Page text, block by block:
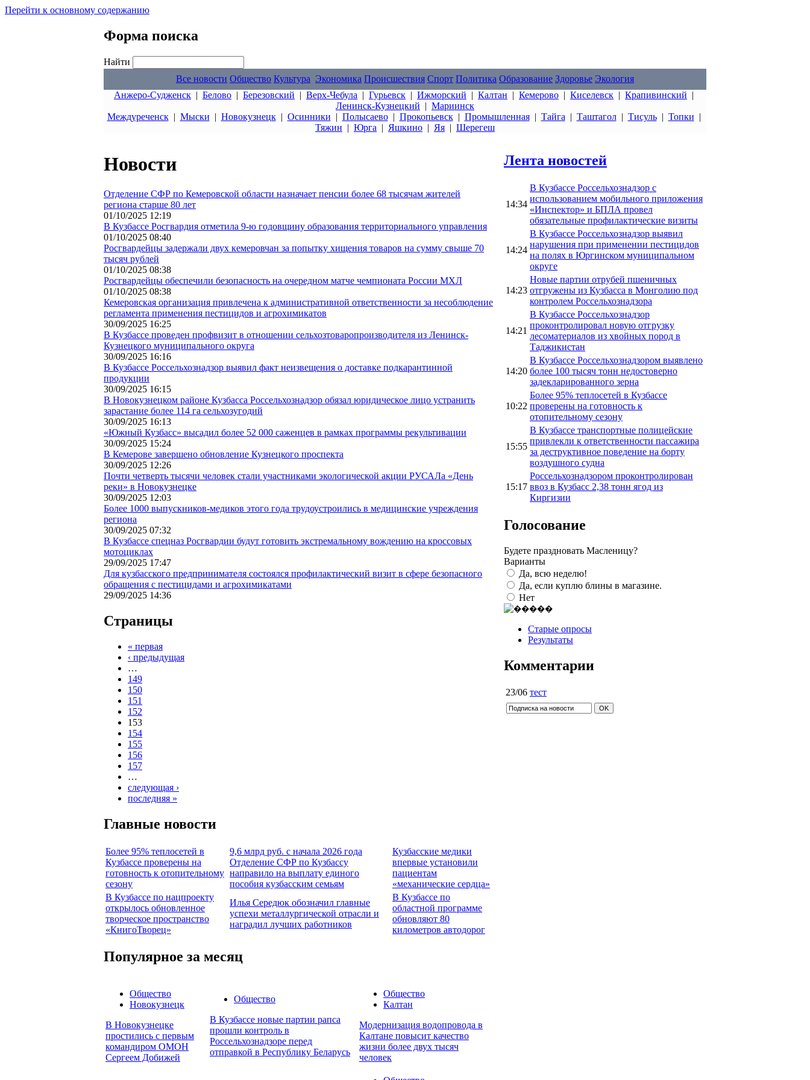
Перейти к основному содержанию
Форма поиска
Найти
Все новости Общество Культура Экономика Происшествия Спорт Политика Образование Здоровье Экология
Анжеро-Судженск | Белово | Березовский | Верх-Чебула | Гурьевск | Ижморский | Калтан | Кемерово | Киселевск | Крапивинский |
Ленинск-Кузнецкий | Мариинск
Междуреченск| Мыски | Новокузнецк| Осинники | Полысаево| Прокопьевск| Промышленная| Тайга | Таштагол| Тисуль| Топки |
Тяжин | Юрга | Яшкино | Яя | Шерегеш
Новости
Отделение СФР по Кемеровской области назначает пенсии более 68 тысячам жителей
региона старше 80 лет
01/10/2025 12:19
В Кузбассе Росгвардия отметила 9-ю годовщину образования территориального управления
01/10/2025 08:40
Росгвардейцы задержали двух кемеровчан за попытку хищения товаров на сумму свыше 70
тысяч рублей
01/10/2025 08:38
Росгвардейцы обеспечили безопасность на очередном матче чемпионата России МХЛ
01/10/2025 08:38
Кемеровская организация привлечена к административной ответственности за несоблюдение
регламента применения пестицидов и агрохимикатов
30/09/2025 16:25
В Кузбассе проведен профвизит в отношении сельхозтоваропроизводителя из Ленинск-
Кузнецкого муниципального округа
30/09/2025 16:16
В Кузбассе Россельхознадзор выявил факт неизвещения о доставке подкарантинной
продукции
30/09/2025 16:15
В Новокузнецком районе Кузбасса Россельхознадзор обязал юридическое лицо устранить
зарастание более 114 га сельхозугодий
30/09/2025 16:13
«Южный Кузбасс» высадил более 52 000 саженцев в рамках программы рекультивации
30/09/2025 15:24
В Кемерове завершено обновление Кузнецкого проспекта
30/09/2025 12:26
Почти четверть тысячи человек стали участниками экологической акции РУСАЛа «День
реки» в Новокузнецке
30/09/2025 12:03
Более 1000 выпускников-медиков этого года трудоустроились в медицинские учреждения
региона
30/09/2025 07:32
В Кузбассе спецназ Росгвардии будут готовить экстремальному вождению на кроссовых
мотоциклах
29/09/2025 17:47
Для кузбасского предпринимателя состоялся профилактический визит в сфере безопасного
обращения с пестицидами и агрохимикатами
29/09/2025 14:36
Страницы
« первая
‹ предыдущая
…
149
150
151
152
153
154
155
156
157
…
следующая ›
последняя »
Главные новости
Более 95% теплосетей в
Кузбассе проверены на
готовность к отопительному
сезону
9,6 млрд руб. с начала 2026 года
Отделение СФР по Кузбассу
направило на выплату единого
пособия кузбасским семьям
Кузбасские медики
впервые установили
пациентам
«механические сердца»
В Кузбассе по нацпроекту
открылось обновленное
творческое пространство
«КнигоТворец»
Илья Середюк обозначил главные
успехи металлургической отрасли и
наградил лучших работников
В Кузбассе по
областной программе
обновляют 80
километров автодорог
Популярное за месяц
Общество
Новокузнецк
В Новокузнецке
простились с первым
командиром ОМОН
Сергеем Добижей
Общество
В Кузбассе новые партии рапса
прошли контроль в
Россельхознадзоре перед
отправкой в Республику Беларусь
Общество
Калтан
Модернизация водопровода в
Калтане повысит качество
жизни более двух тысяч
человек
Лента новостей
14:34
В Кузбассе Россельхознадзор с
использованием мобильного приложения
«Инспектор» и БПЛА провел
обязательные профилактические визиты
14:24
В Кузбассе Россельхознадзор выявил
нарушения при применении пестицидов
на полях в Юргинском муниципальном
округе
14:23
Новые партии отрубей пшеничных
отгружены из Кузбасса в Монголию под
контролем Россельхознадзора
14:21
В Кузбассе Россельхознадзор
проконтролировал новую отгрузку
лесоматериалов из хвойных пород в
Таджикистан
14:20
В Кузбассе Россельхознадзором выявлено
более 100 тысяч тонн недостоверно
задекларированного зерна
10:22
Более 95% теплосетей в Кузбассе
проверены на готовность к
отопительному сезону
15:55
В Кузбассе транспортные полицейские
привлекли к ответственности пассажира
за деструктивное поведение на борту
воздушного судна
15:17
Россельхознадзором проконтролирован
ввоз в Кузбасс 2,38 тонн ягод из
Киргизии
Голосование
Будете праздновать Масленицу?
Варианты
Да, всю неделю!
Да, если куплю блины в магазине.
Нет
Старые опросы
Результаты
Комментарии
23/06 тест